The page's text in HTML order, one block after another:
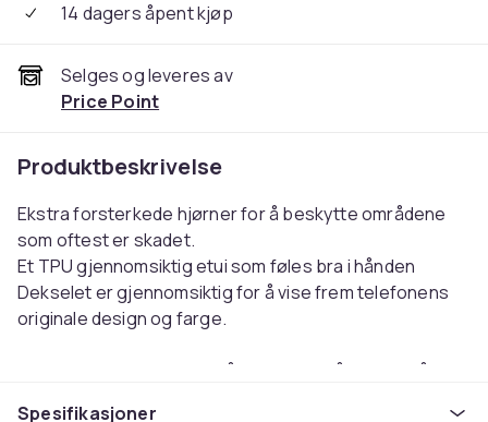
14 dagers åpent kjøp
Selges og leveres av
Price Point
Produktbeskrivelse
Ekstra forsterkede hjørner for å beskytte områdene
som oftest er skadet.
Et TPU gjennomsiktig etui som føles bra i hånden
Dekselet er gjennomsiktig for å vise frem telefonens
originale design og farge.
Dekselet fungerer med trådløs lading når det er på
Spesifikasjoner